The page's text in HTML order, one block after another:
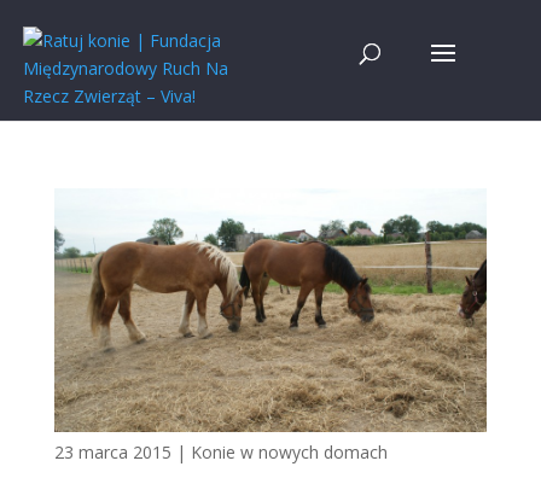
23 marca 2015 | Konie w nowych domach